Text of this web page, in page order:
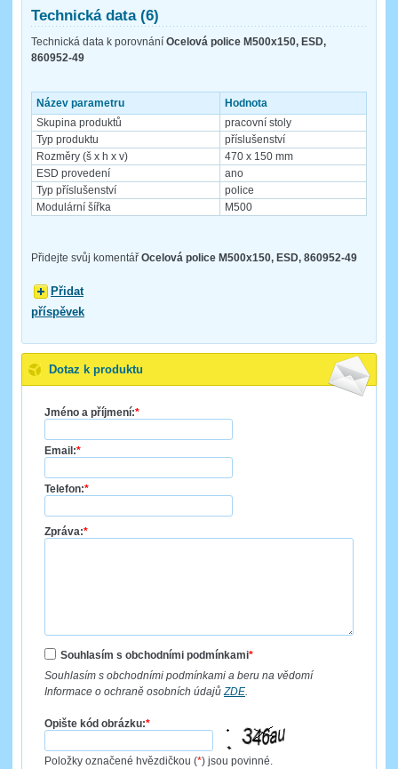
Technická data (6)
Technická data k porovnání Ocelová police M500x150, ESD,
860952-49
Název parametru
Hodnota
Skupina produktů
pracovní stoly
Typ produktu
příslušenství
Rozměry (š x h x v)
470 x 150 mm
ESD provedení
ano
Typ příslušenství
police
Modulární šířka
M500
Přidejte svůj komentář Ocelová police M500x150, ESD, 860952-49
Přidat
příspěvek
Dotaz k produktu
Jméno a příjmení:*
Email:*
Telefon:*
Zpráva:*
Souhlasím s obchodními podmínkami*
Souhlasím s obchodními podmínkami a beru na vědomí
Informace o ochraně osobních údajůZDE.
Opište kód obrázku:*
Položky označené hvězdičkou (*) jsou povinné.